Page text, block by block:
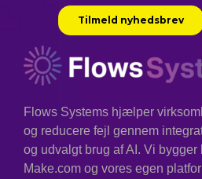
Flows Systems hjælper
og reducere fejl gennem
og udvalgt brug af AI. Vi bygger
Make.com og vores egen